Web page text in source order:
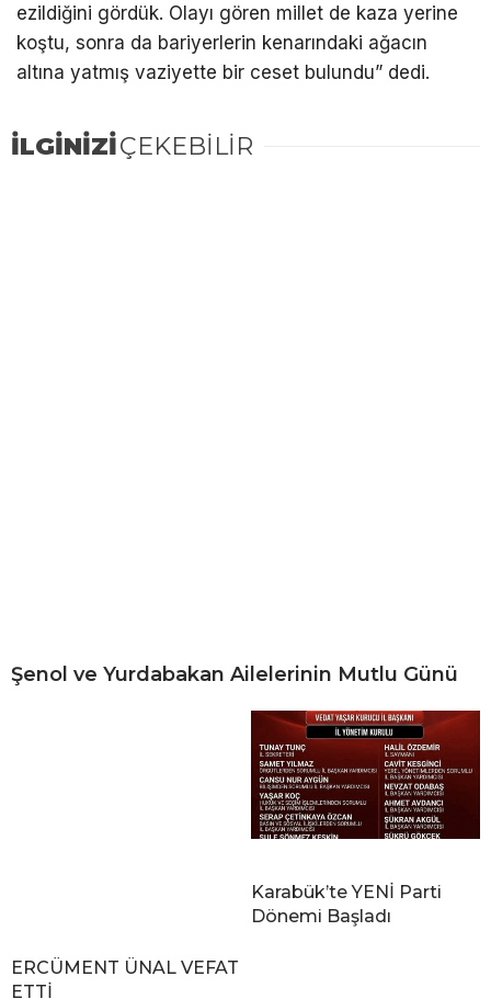
ezildiğini gördük. Olayı gören millet de kaza yerine
koştu, sonra da bariyerlerin kenarındaki ağacın
altına yatmış vaziyette bir ceset bulundu” dedi.
İLGİNİZİÇEKEBİLİR
Şenol ve Yurdabakan Ailelerinin Mutlu Günü
ERCÜMENT ÜNAL VEFAT
ETTİ
Karabük’te YENİ Parti
Dönemi Başladı